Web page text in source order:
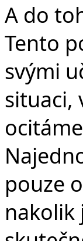
A do
Tento
svými
situaci,
pouze
nakolik